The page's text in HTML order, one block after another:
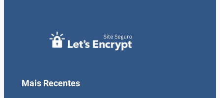
Mais Recentes